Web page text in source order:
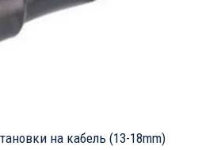
на кабель (13-18mm)